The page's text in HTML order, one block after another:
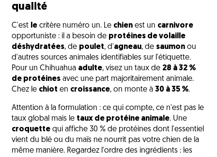
qualité
C'est le critère numéro un. Le chien est un carnivore
opportuniste : il a besoin de protéines de volaille
déshydratées, de poulet, d'agneau, de saumon ou
d'autres sources animales identifiables sur l'étiquette.
Pour un Chihuahua adulte, visez un taux de 28 à 32 %
de protéines avec une part majoritairement animale.
Chez le chiot en croissance, on monte à 30 à 35 %.
Attention à la formulation : ce qui compte, ce n'est pas le
taux global mais le taux de protéine animale. Une
croquette qui affiche 30 % de protéines dont l'essentiel
vient du blé ou du maïs ne nourrit pas votre chien de la
même manière. Regardez l'ordre des ingrédients : les